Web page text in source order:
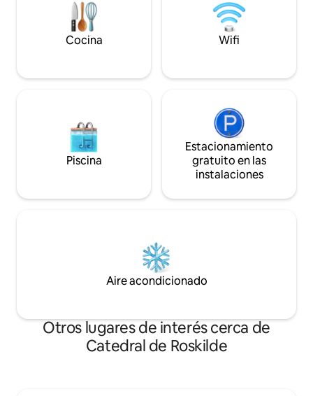
invernadero cuenta con calefacción por
suelo radiante, por lo que todo el
departamento está cálido y acogedor en
invierno. Gran descuento para estancias
Cocina Wifi
Piscina
Estacionamiento
gratuito en las
instalaciones
Aire acondicionado
Otros lugares de interés cerca de
Catedral de Roskilde